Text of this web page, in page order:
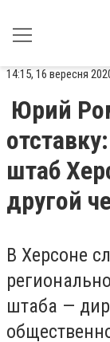
14:15, 16 вересня
Юрий
штаб
другой
В Херсоне
штаба —